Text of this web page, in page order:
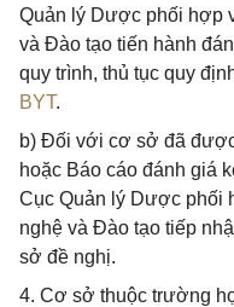
Quản lý Dược phối hợp
và Đào tạo tiến hành
quy trình, thủ tục quy
BYT.
b) Đối với cơ sở đã
hoặc Báo cáo đánh giá
Cục Quản lý Dược phối
nghệ và Đào tạo tiếp
sở đề nghị.
4. Cơ sở thuộc trường